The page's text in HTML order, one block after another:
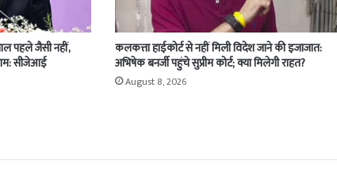
पहले जैसी नहीं,
सीजेआई
कलकत्ता हाईकोर्ट से नहीं मिली विदेश जाने की इजाजात:
अभिषेक बनर्जी पहुंचे सुप्रीम कोर्ट; क्या मिलेगी राहत?
August 8, 2026